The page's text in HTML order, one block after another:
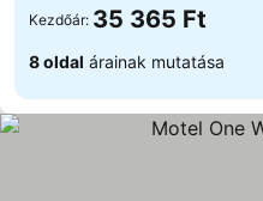
Kezdőár: 35 365 Ft
8 oldal árainak mutatása